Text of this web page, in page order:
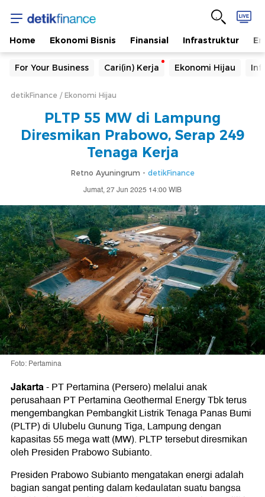
Home Ekonomi Bisnis Finansial Infrastruktur
For Your Business Cari(in) Kerja Ekonomi Hijau
detikFinance Ekonomi Hijau
PLTP 55 MW di Lampung
Diresmikan Prabowo, Serap 249
Tenaga Kerja
Retno Ayuningrum - detikFinance
Jumat, 27 Jun 2025 14:00 WIB
Foto: Pertamina
Jakarta-PT Pertamina (Persero) melalui anak
perusahaan PT Pertamina Geothermal Energy Tbk terus
mengembangkan Pembangkit Listrik Tenaga Panas Bumi
(PLTP) di Ulubelu Gunung Tiga, Lampung dengan
kapasitas 55 mega watt (MW). PLTP tersebut diresmikan
oleh Presiden Prabowo Subianto.
Presiden Prabowo Subianto mengatakan energi adalah
bagian sangat penting dalam kedaulatan suatu bangsa